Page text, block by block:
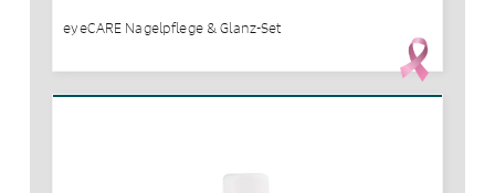
eyeCARE Nagelpflege & Glanz-Set